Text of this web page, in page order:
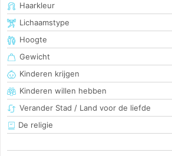
Haarkleur
Lichaamstype
Hoogte
Gewicht
Kinderen krijgen
Kinderen willen hebben
Verander Stad / Land voor de liefde
De religie